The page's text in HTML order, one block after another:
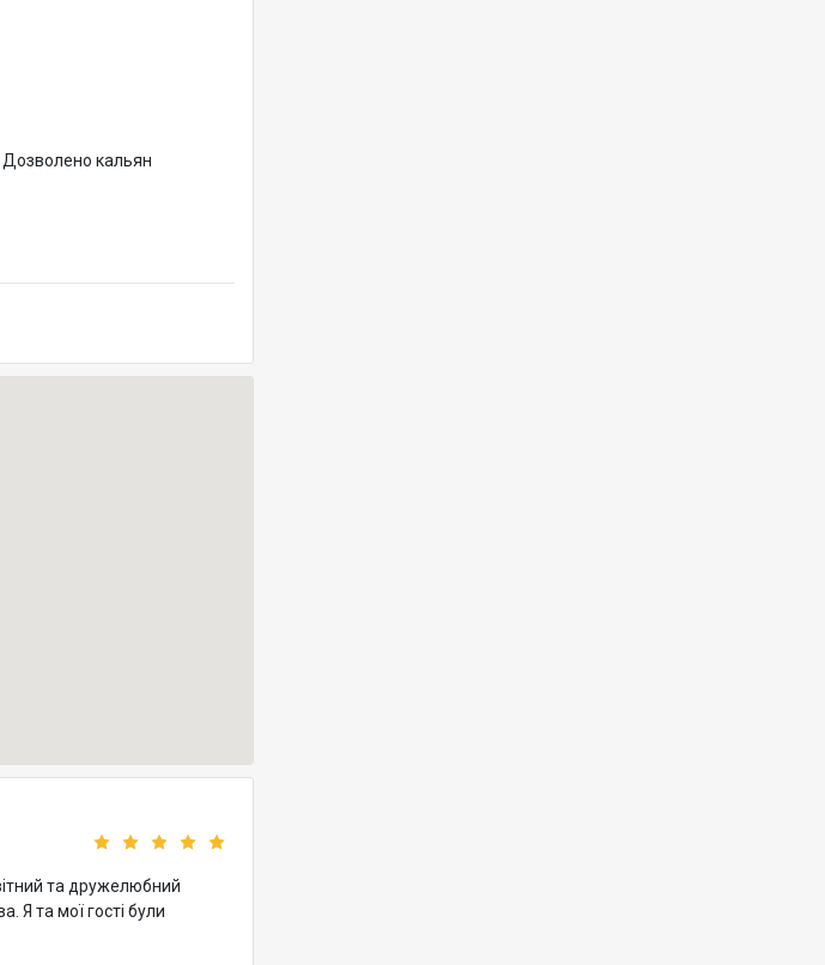
Дозволено кальян
та дружелюбний
Я та мої гості були